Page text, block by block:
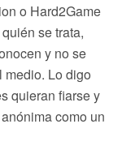
o Hard2Game
se trata,
y no se
medio. Lo digo
quieran fiarse y
como un